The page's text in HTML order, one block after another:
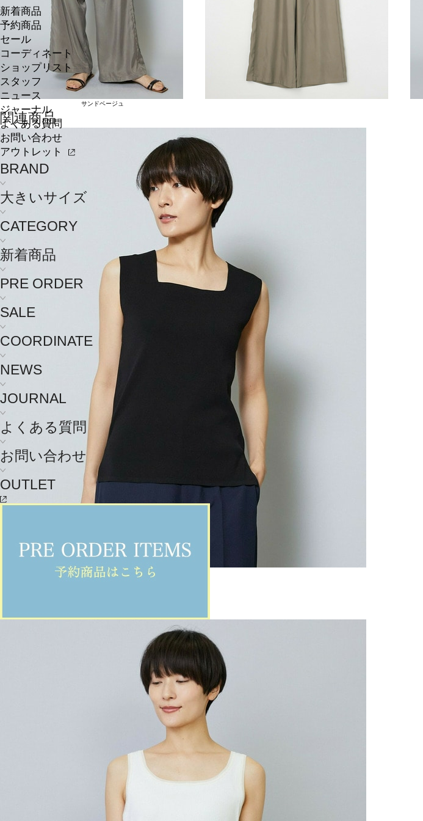
新着商品
予約商品
セール
コーディネート
ショップリスト
スタッフ
ニュース
ジャーナル
よくある質問
お問い合わせ
アウトレット
BRAND
大きいサイズ
CATEGORY
新着商品
PRE ORDER
SALE
COORDINATE
NEWS
JOURNAL
よくある質問
お問い合わせ
OUTLET
サンドベージュ
関連商品